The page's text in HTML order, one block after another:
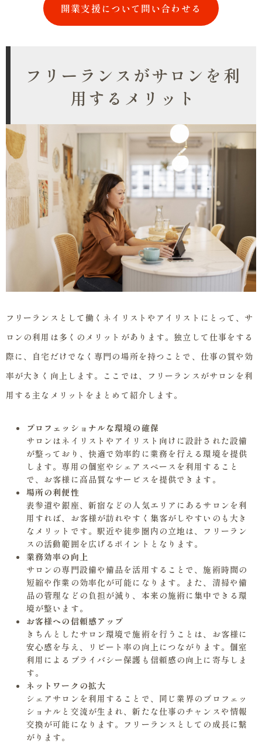
開業支援について問い合わせる
フリーランスがサロンを利
用するメリット
フリーランスとして働くネイリストやアイリストにとって、サ
ロンの利用は多くのメリットがあります。独立して仕事をする
際に、自宅だけでなく専門の場所を持つことで、仕事の質や効
率が大きく向上します。ここでは、フリーランスがサロンを利
用する主なメリットをまとめて紹介します。
プロフェッショナルな環境の確保
サロンはネイリストやアイリスト向けに設計された設備
が整っており、快適で効率的に業務を行える環境を提供
します。専用の個室やシェアスペースを利用すること
で、お客様に高品質なサービスを提供できます。
場所の利便性
表参道や銀座、新宿などの人気エリアにあるサロンを利
用すれば、お客様が訪れやすく集客がしやすいのも大き
なメリットです。駅近や徒歩圏内の立地は、フリーラン
スの活動範囲を広げるポイントとなります。
業務効率の向上
サロンの専門設備や備品を活用することで、施術時間の
短縮や作業の効率化が可能になります。また、清掃や備
品の管理などの負担が減り、本来の施術に集中できる環
境が整います。
お客様への信頼感アップ
きちんとしたサロン環境で施術を行うことは、お客様に
安心感を与え、リピート率の向上につながります。個室
利用によるプライバシー保護も信頼感の向上に寄与しま
す。
ネットワークの拡大
シェアサロンを利用することで、同じ業界のプロフェッ
ショナルと交流が生まれ、新たな仕事のチャンスや情報
交換が可能になります。フリーランスとしての成長に繋
がります。